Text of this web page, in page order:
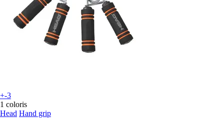
+-3
1 coloris
Head Hand grip